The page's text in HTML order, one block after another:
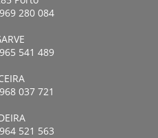
280 084
541 489
037 721
521 563